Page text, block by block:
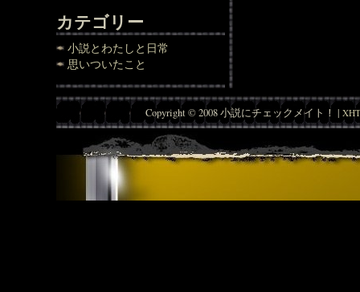
カテゴリー
小説とわたしと日常
思いついたこと
Copyright © 2008 小説にチェックメイト！ |